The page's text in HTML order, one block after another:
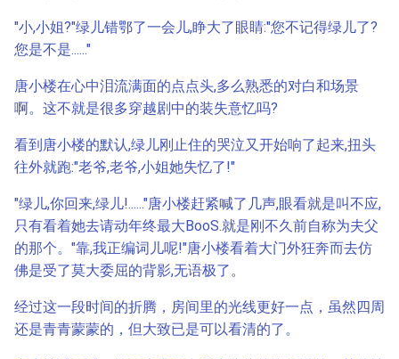
"小,小姐?"绿儿错鄂了一会儿,睁大了眼睛:"您不记得绿儿了?
您是不是......"
唐小楼在心中泪流满面的点点头,多么熟悉的对白和场景
啊。这不就是很多穿越剧中的装失意忆吗?
看到唐小楼的默认,绿儿刚止住的哭泣又开始响了起来,扭头
往外就跑:"老爷,老爷,小姐她失忆了!"
"绿儿,你回来,绿儿!......"唐小楼赶紧喊了几声,眼看就是叫不应,
只有看着她去请动年终最大BooS.就是刚不久前自称为夫父
的那个。"靠,我正编词儿呢!"唐小楼看着大门外狂奔而去仿
佛是受了莫大委屈的背影,无语极了。
经过这一段时间的折腾，房间里的光线更好一点，虽然四周
还是青青蒙蒙的，但大致已是可以看清的了。